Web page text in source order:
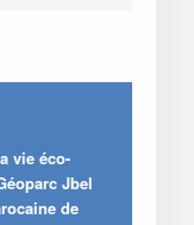
vie éco-
Jbel
de